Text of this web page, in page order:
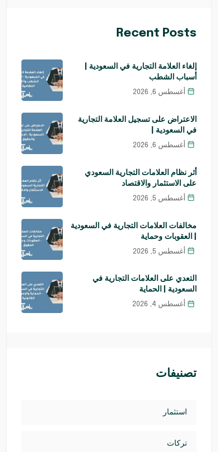
Recent Posts
إلغاء العلامة التجارية في السعودية |
أسباب الشطب
أغسطس 6, 2026
الاعتراض على تسجيل العلامة التجارية
في السعودية |
أغسطس 6, 2026
أثر نظام العلامات التجارية السعودي
على الاستثمار والاقتصاد
أغسطس 5, 2026
مخالفات العلامات التجارية في السعودية
| العقوبات وحماية
أغسطس 5, 2026
التعدي على العلامات التجارية في
السعودية | الحماية
أغسطس 4, 2026
تصنيفات
استثمار
تركات